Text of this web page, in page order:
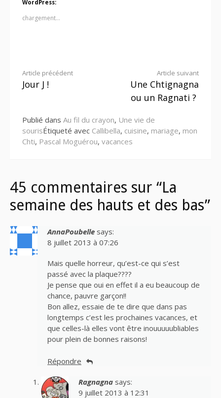
WordPress:
chargement…
Lire
la
Article précédent
Jour J !
Article suivant
Une Chtignagna
ou un Ragnati ?
Publié dans Au fil du crayon, Une vie de
sourisÉtiqueté avec Callibella, cuisine, mariage, mon
Chti, Pascal Moguérou, vacances
45 commentaires sur “La
semaine des hauts et des bas”
AnnaPoubelle says:
8 juillet 2013 à 07:26
Mais quelle horreur, qu’est-ce qui s’est
passé avec la plaque????
Je pense que oui en effet il a eu beaucoup de
chance, pauvre garçon!!
Bon allez, essaie de te dire que dans pas
longtemps c’est les prochaines vacances, et
que celles-là elles vont être inouuuuubliables
pour plein de bonnes raisons!
Répondre
Ragnagna says:
9 juillet 2013 à 12:31